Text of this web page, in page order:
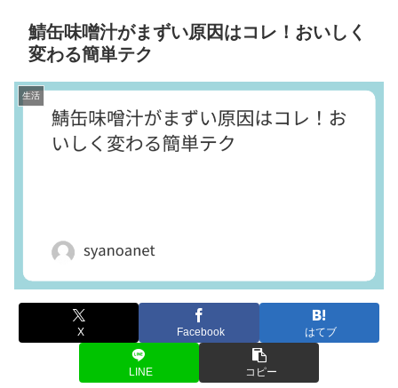
鯖缶味噌汁がまずい原因はコレ！おいしく
変わる簡単テク
生活
X Facebook はてブ
LINE コピー